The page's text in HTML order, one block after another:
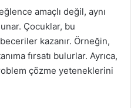
amaçlı değil, aynı
Çocuklar, bu
kazanır. Örneğin,
fırsatı bulurlar. Ayrıca,
çözme yeteneklerini